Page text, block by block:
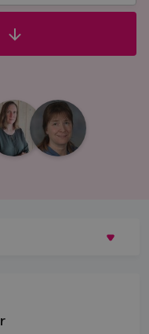
|
Yvette
Andersson